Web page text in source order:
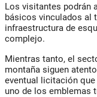
Los visitantes podrán
básicos vinculados al
infraestructura de
complejo.
Mientras tanto, el
montaña siguen
eventual licitación
uno de los emblemas